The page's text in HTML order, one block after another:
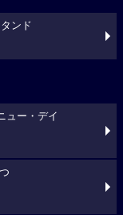
ンド
ュー・デイ